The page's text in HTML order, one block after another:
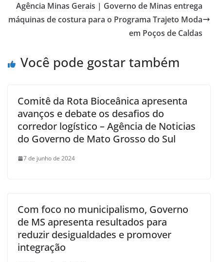
Agência Minas Gerais | Governo de Minas entrega
máquinas de costura para o Programa Trajeto Moda
em Poços de Caldas
Você pode gostar também
Comitê da Rota Bioceânica apresenta
avanços e debate os desafios do
corredor logístico – Agência de Noticias
do Governo de Mato Grosso do Sul
7 de junho de 2024
Com foco no municipalismo, Governo
de MS apresenta resultados para
reduzir desigualdades e promover
integração